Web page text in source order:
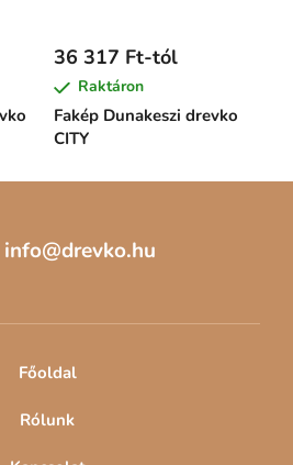
Fakép Dunakeszi drevko
CITY
36 317 Ft-tól
Raktáron
info@drevko.hu
Főoldal
Rólunk